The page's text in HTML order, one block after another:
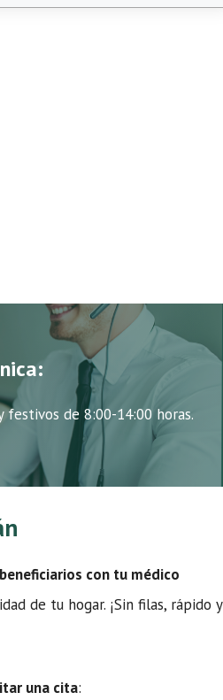
festivos de 8:00-14:00 horas.
con tu médico
de tu hogar. ¡Sin filas, rápido y
una cita: